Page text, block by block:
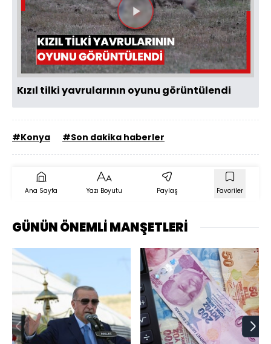
Videoyu
Oynat
Kızıl tilki yavrularının oyunu görüntülendi
#Konya #Son dakika haberler
Ana Sayfa Yazı Boyutu Paylaş Favoriler
GÜNÜN ÖNEMLİ MANŞETLERİ